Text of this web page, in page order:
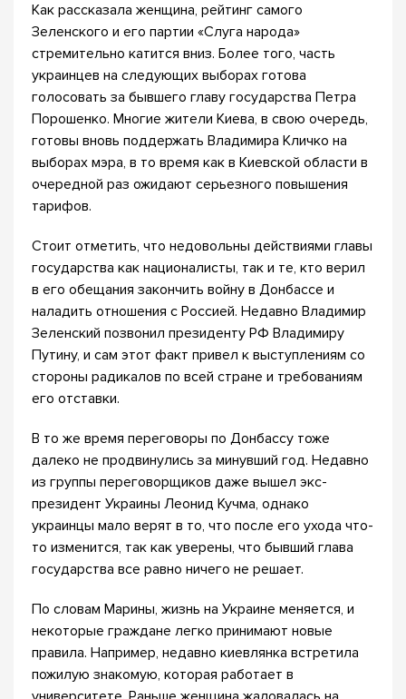
Как рассказала женщина, рейтинг самого
Зеленского и его партии «Слуга народа»
стремительно катится вниз. Более того, часть
украинцев на следующих выборах готова
голосовать за бывшего главу государства Петра
Порошенко. Многие жители Киева, в свою очередь,
готовы вновь поддержать Владимира Кличко на
выборах мэра, в то время как в Киевской области в
очередной раз ожидают серьезного повышения
тарифов.
Стоит отметить, что недовольны действиями главы
государства как националисты, так и те, кто верил
в его обещания закончить войну в Донбассе и
наладить отношения с Россией. Недавно Владимир
Зеленский позвонил президенту РФ Владимиру
Путину, и сам этот факт привел к выступлениям со
стороны радикалов по всей стране и требованиям
его отставки.
В то же время переговоры по Донбассу тоже
далеко не продвинулись за минувший год. Недавно
из группы переговорщиков даже вышел экс-
президент Украины Леонид Кучма, однако
украинцы мало верят в то, что после его ухода что-
то изменится, так как уверены, что бывший глава
государства все равно ничего не решает.
По словам Марины, жизнь на Украине меняется, и
некоторые граждане легко принимают новые
правила. Например, недавно киевлянка встретила
пожилую знакомую, которая работает в